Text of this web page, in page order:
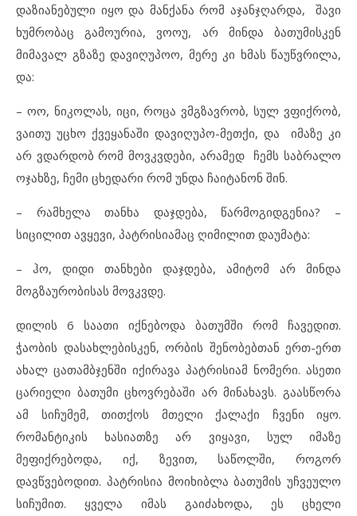
დაზიანებული იყო და მანქანა რომ აჯანჯღარდა, შავი
ხუმრობაც გამოურია, ვოოუ, არ მინდა ბათუმისკენ
მიმავალ გზაზე დავიღუპოო, მერე კი ხმას წაუწვრილა,
და:
– ოო, ნიკოლას, იცი, როცა ვმგზავრობ, სულ ვფიქრობ,
ვაითუ უცხო ქვეყანაში დავიღუპო-მეთქი, და იმაზე კი
არ ვდარდობ რომ მოვკვდები, არამედ ჩემს საბრალო
ოჯახზე, ჩემი ცხედარი რომ უნდა ჩაიტანონ შინ.
– რამხელა თანხა დაჯდება, წარმოგიდგენია? –
სიცილით ავყევი, პატრისიამაც ღიმილით დაუმატა:
– ჰო, დიდი თანხები დაჯდება, ამიტომ არ მინდა
მოგზაურობისას მოვკვდე.
დილის 6 საათი იქნებოდა ბათუმში რომ ჩავედით.
ჭაობის დასახლებისკენ, ორბის შენობებთან ერთ-ერთ
ახალ ცათამბჯენში იქირავა პატრისიამ ნომერი. ასეთი
ცარიელი ბათუმი ცხოვრებაში არ მინახავს. გაასწორა
ამ სიჩუმემ, თითქოს მთელი ქალაქი ჩვენი იყო.
რომანტიკის ხასიათზე არ ვიყავი, სულ იმაზე
მეფიქრებოდა, იქ, ზევით, საწოლში, როგორ
დავწვებოდით. პატრისია მოიხიბლა ბათუმის უჩვეულო
სიჩუმით. ყველა იმას გაიძახოდა, ეს ცხელი